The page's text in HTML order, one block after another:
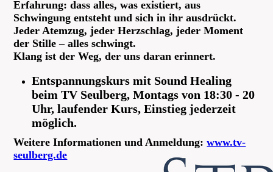
Erfahrung: dass alles, was existiert, aus
Schwingung entsteht und sich in ihr ausdrückt.
Jeder Atemzug, jeder Herzschlag, jeder Moment
der Stille – alles schwingt.
Klang ist der Weg, der uns daran erinnert.
Entspannungskurs mit Sound Healing
beim TV Seulberg, Montags von 18:30 - 20
Uhr, laufender Kurs, Einstieg jederzeit
möglich.
Weitere Informationen und Anmeldung:www.tv-
seulberg.de